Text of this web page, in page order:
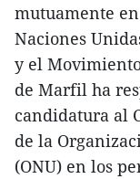
mutuamente
Naciones
y el
de Marfil ha
candidatura al
de la
(ONU) en los